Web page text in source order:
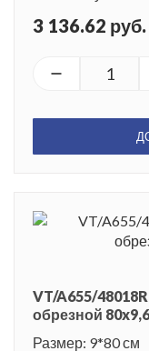
3 136.62 руб.
VT/A655/
обрезной
Размер: 9*80 см